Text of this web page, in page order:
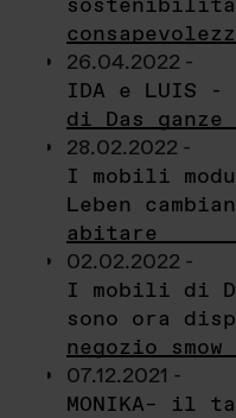
26.04.2022 -
IDA e LUIS
di Das ganze
28.02.2022 -
I mobili
Leben
abitare
02.02.2022 -
I mobili di
sono ora
negozio smow
07.12.2021 -
MONIKA– il